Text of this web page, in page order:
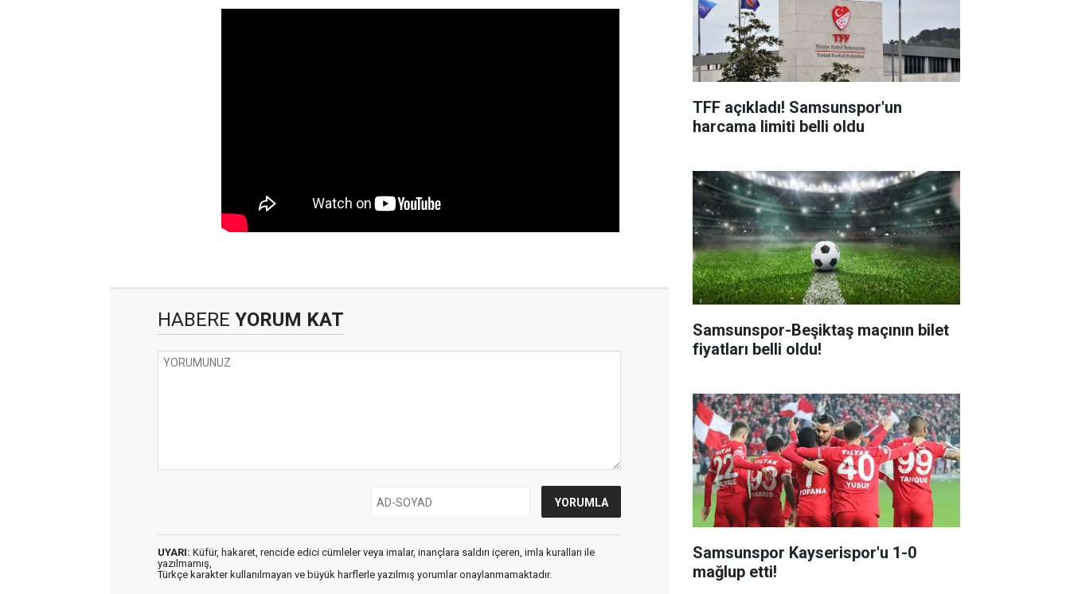
HABERE YORUM KAT
UYARI: Küfür, hakaret, rencide edici cümleler veya imalar, inançlara saldırı içeren, imla kuralları ile
yazılmamış,
Türkçe karakter kullanılmayan ve büyük harflerle yazılmış yorumlar onaylanmamaktadır.
TFF açıkladı! Samsunspor'un
harcama limiti belli oldu
Samsunspor-Beşiktaş maçının bilet
fiyatları belli oldu!
Samsunspor Kayserispor'u 1-0
mağlup etti!